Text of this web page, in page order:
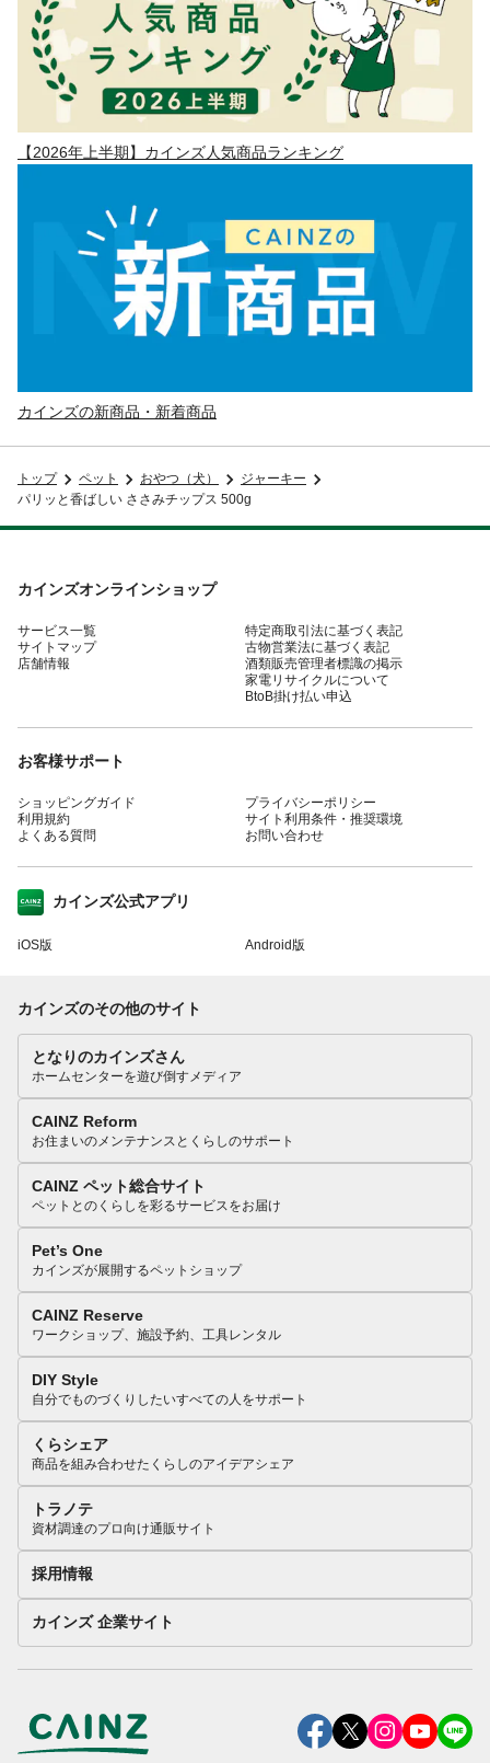
【2026年上半期】カインズ人気商品ランキング
カインズの新商品・新着商品
トップ ペット おやつ（犬）
ジャーキー
パリッと香ばしい ささみチップス 500g
カインズオンラインショップ
サービス一覧
サイトマップ
店舗情報
特定商取引法に基づく表記
古物営業法に基づく表記
酒類販売管理者標識の掲示
家電リサイクルについて
BtoB掛け払い申込
お客様サポート
ショッピングガイド
利用規約
よくある質問
プライバシーポリシー
サイト利用条件・推奨環境
お問い合わせ
カインズ公式アプリ
iOS版 Android版
カインズのその他のサイト
となりのカインズさん
ホームセンターを遊び倒すメディア
CAINZ Reform
お住まいのメンテナンスとくらしのサポート
CAINZ ペット総合サイト
ペットとのくらしを彩るサービスをお届け
Pet’s One
カインズが展開するペットショップ
CAINZ Reserve
ワークショップ、施設予約、工具レンタル
DIY Style
自分でものづくりしたいすべての人をサポート
くらシェア
商品を組み合わせたくらしのアイデアシェア
トラノテ
資材調達のプロ向け通販サイト
採用情報
カインズ 企業サイト